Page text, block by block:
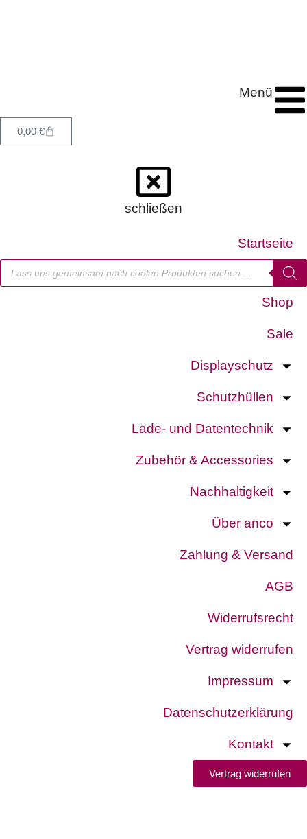
Menü
0,00 €
schließen
Startseite
Shop
Sale
Displayschutz
Schutzhüllen
Lade- und Datentechnik
Zubehör & Accessories
Nachhaltigkeit
Über anco
Zahlung & Versand
AGB
Widerrufsrecht
Vertrag widerrufen
Impressum
Datenschutzerklärung
Kontakt
Vertrag widerrufen